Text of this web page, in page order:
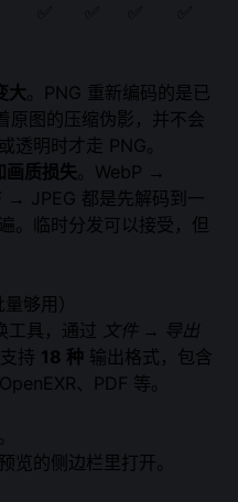
大。PNG 重新编码的是已
原图的压缩伪影，并不会
透明时才走 PNG。
画质损失。WebP →
→ JPEG 都是先解码到一
。临时分发可以接受，但
够用）
工具，通过 文件 → 导出
持 18 种 输出格式，包含
、PDF 等。
览的侧边栏里打开。